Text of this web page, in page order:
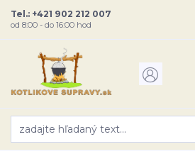
Tel.: +421 902 212 007
od 8:00 - do 16:00 hod